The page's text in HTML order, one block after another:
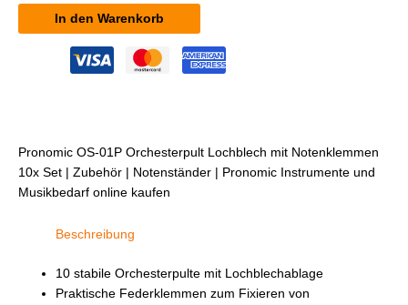
Orchesterpult
Lochblech
Menge
In den Warenkorb
Pronomic OS-01P Orchesterpult Lochblech mit Notenklemmen
10x Set | Zubehör | Notenständer | Pronomic Instrumente und
Musikbedarf online kaufen
Beschreibung
10 stabile Orchesterpulte mit Lochblechablage
Praktische Federklemmen zum Fixieren von